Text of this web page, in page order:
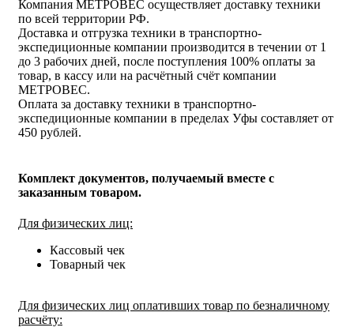
Компания МЕТРОВЕС осуществляет доставку техники
по всей территории РФ.
Доставка и отгрузка техники в транспортно-
экспедиционные компании производится в течении от 1
до 3 рабочих дней, после поступления 100% оплаты за
товар, в кассу или на расчётный счёт компании
МЕТРОВЕС.
Оплата за доставку техники в транспортно-
экспедиционные компании в пределах Уфы составляет от
450 рублей.
Комплект документов, получаемый вместе с
заказанным товаром.
Для физических лиц:
Кассовый чек
Товарный чек
Для физических лиц оплативших товар по безналичному
расчёту: